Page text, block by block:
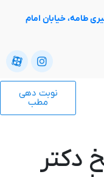
خیابان امام
نوبت دهی